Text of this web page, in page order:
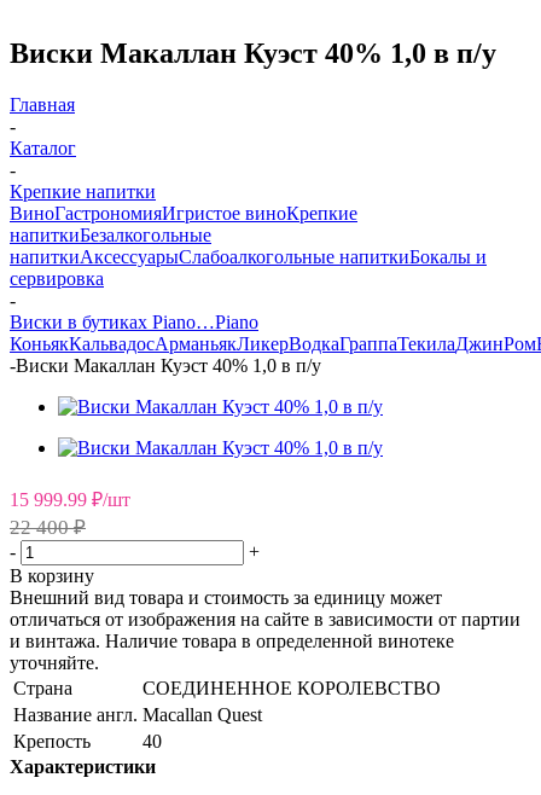
Виски Макаллан Куэст 40% 1,0 в п/у
Главная
-
Каталог
-
Крепкие напитки
ВиноГастрономияИгристое виноКрепкие
напиткиБезалкогольные
напиткиАксессуарыСлабоалкогольные напиткиБокалы и
сервировка
-
Виски в бутиках Piano…Piano
КоньякКальвадосАрманьякЛикерВодкаГраппаТекилаДжинРом
-Виски Макаллан Куэст 40% 1,0 в п/у
15 999.99 ₽/шт
22 400 ₽
-
+
В корзину
Внешний вид товара и стоимость за единицу может
отличаться от изображения на сайте в зависимости от партии
и винтажа. Наличие товара в определенной винотеке
уточняйте.
Страна
СОЕДИНЕННОЕ КОРОЛЕВСТВО
Название англ. Macallan Quest
Крепость
40
Характеристики